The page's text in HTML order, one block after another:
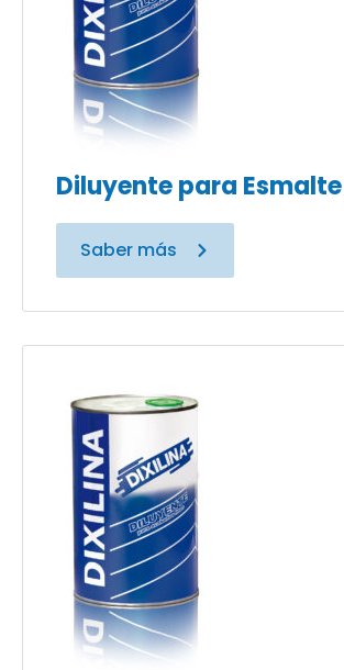
Diluyente para
Saber más